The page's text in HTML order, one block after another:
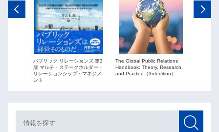
パブリック リレーションズ 第3
版 マルチ・ステークホルダー・
リレーションシップ・マネジメ
ント
The Global Public Relations
Handbook: Theory, Research,
and Practice（3rdedition）